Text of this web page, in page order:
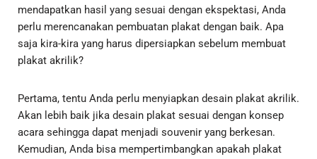
mendapatkan hasil yang sesuai dengan ekspektasi, Anda
perlu merencanakan pembuatan plakat dengan baik. Apa
saja kira-kira yang harus dipersiapkan sebelum membuat
plakat akrilik?
Pertama, tentu Anda perlu menyiapkan desain plakat akrilik.
Akan lebih baik jika desain plakat sesuai dengan konsep
acara sehingga dapat menjadi souvenir yang berkesan.
Kemudian, Anda bisa mempertimbangkan apakah plakat